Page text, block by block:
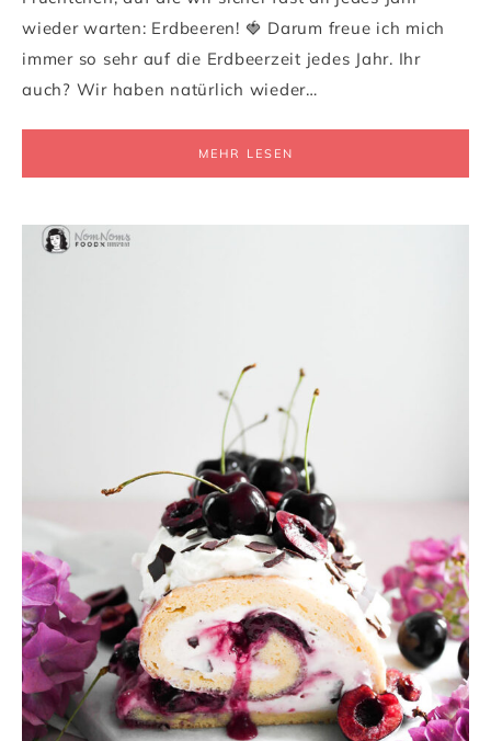
wieder warten: Erdbeeren! 🍓 Darum freue ich mich
immer so sehr auf die Erdbeerzeit jedes Jahr. Ihr
auch? Wir haben natürlich wieder…
MEHR LESEN